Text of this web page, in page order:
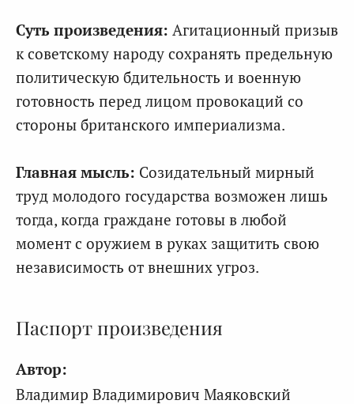
Суть произведения: Агитационный призыв
к советскому народу сохранять предельную
политическую бдительность и военную
готовность перед лицом провокаций со
стороны британского империализма.
Главная мысль: Созидательный мирный
труд молодого государства возможен лишь
тогда, когда граждане готовы в любой
момент с оружием в руках защитить свою
независимость от внешних угроз.
Паспорт произведения
Автор:
Владимир Владимирович Маяковский